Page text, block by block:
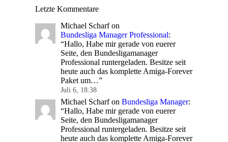
Letzte Kommentare
Michael Scharfon
Bundesliga Manager Professional:
“Hallo, Habe mir gerade von euerer
Seite, den Bundesligamanager
Professional runtergeladen. Besitze seit
heute auch das komplette Amiga-Forever
Paket um…”
Juli 6, 18:38
Michael Scharfon Bundesliga Manager:
“Hallo, Habe mir gerade von euerer
Seite, den Bundesligamanager
Professional runtergeladen. Besitze seit
heute auch das komplette Amiga-Forever